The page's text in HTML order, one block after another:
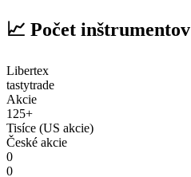
📈 Počet inštrumentov
Libertex
tastytrade
Akcie
125+
Tisíce (US akcie)
České akcie
0
0